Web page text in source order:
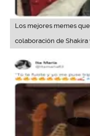
Los mejores memes
colaboración de Shakira